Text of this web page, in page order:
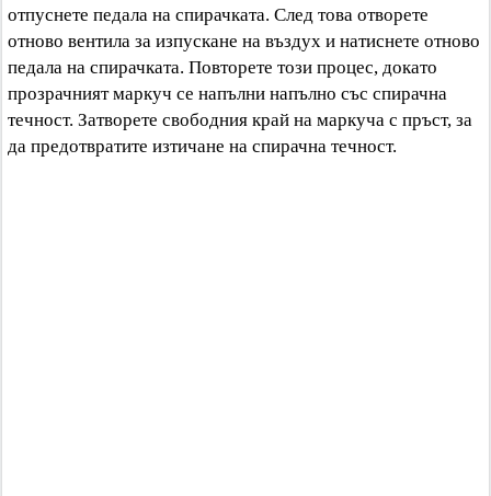
отпуснете педала на спирачката. След това отворете
отново вентила за изпускане на въздух и натиснете отново
педала на спирачката. Повторете този процес, докато
прозрачният маркуч се напълни напълно със спирачна
течност. Затворете свободния край на маркуча с пръст, за
да предотвратите изтичане на спирачна течност.